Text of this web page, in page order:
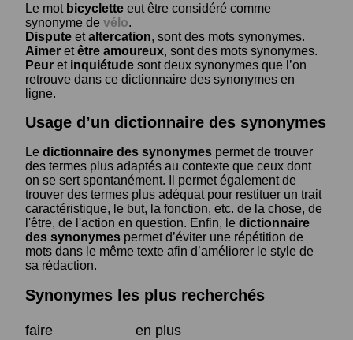
Le mot bicyclette eut être considéré comme
synonyme de vélo.
Dispute etaltercation, sont des mots synonymes.
Aimer etêtre amoureux, sont des mots synonymes.
Peur et inquiétude sont deux synonymes que l’on
retrouve dans ce dictionnaire des synonymes en
ligne.
Usage d’un dictionnaire des synonymes
Le dictionnaire des synonymes permet de trouver
des termes plus adaptés au contexte que ceux dont
on se sert spontanément. Il permet également de
trouver des termes plus adéquat pour restituer un trait
caractéristique, le but, la fonction, etc. de la chose, de
l'être, de l'action en question. Enfin, le dictionnaire
des synonymes permet d’éviter une répétition de
mots dans le même texte afin d’améliorer le style de
sa rédaction.
Synonymes les plus recherchés
faire
en plus